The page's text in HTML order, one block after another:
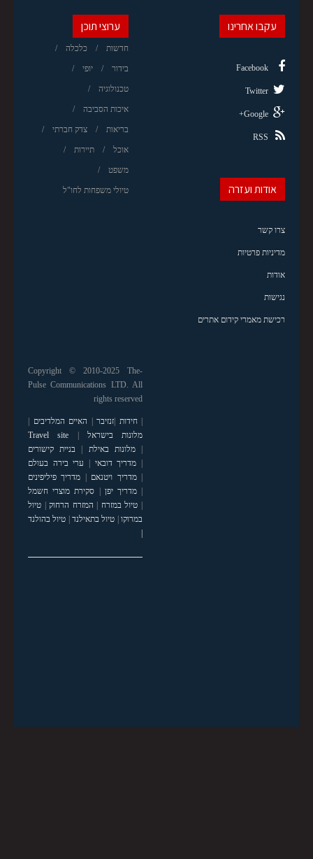
ערוצי תוכן
חדשות כלכלה
בידור יופי
טכנולוגיה
איכות הסביבה
בריאות צדק חברתי
אוכל תיירות
משפט
טיולי משפחות לחו"ל
עקבו אחרינו
Facebook
Twitter
Google+
RSS
אודות ועזרה
צרו קשר
מדיניות פרטיות
אודות
נגישות
רכישת מאמרי קידום אתרים
Copyright © 2010-2025 The-
Pulse Communications LTD. All
rights reserved
|חידות זנזיבר האיים המלדיבים
מלונות בישראל
Travel site
|מלונות באילת
בניית קישורים
מדריך דובאי
ערי בירה בעולם
|מדריך ויטנאם
מדריך פיליפינים
|מדריך יפן
סקירת מוצרי חשמל
טיול במזרח המזרח הרחוק| טיול
במרוקו| טיול בתאילנד| טיול בהולנד